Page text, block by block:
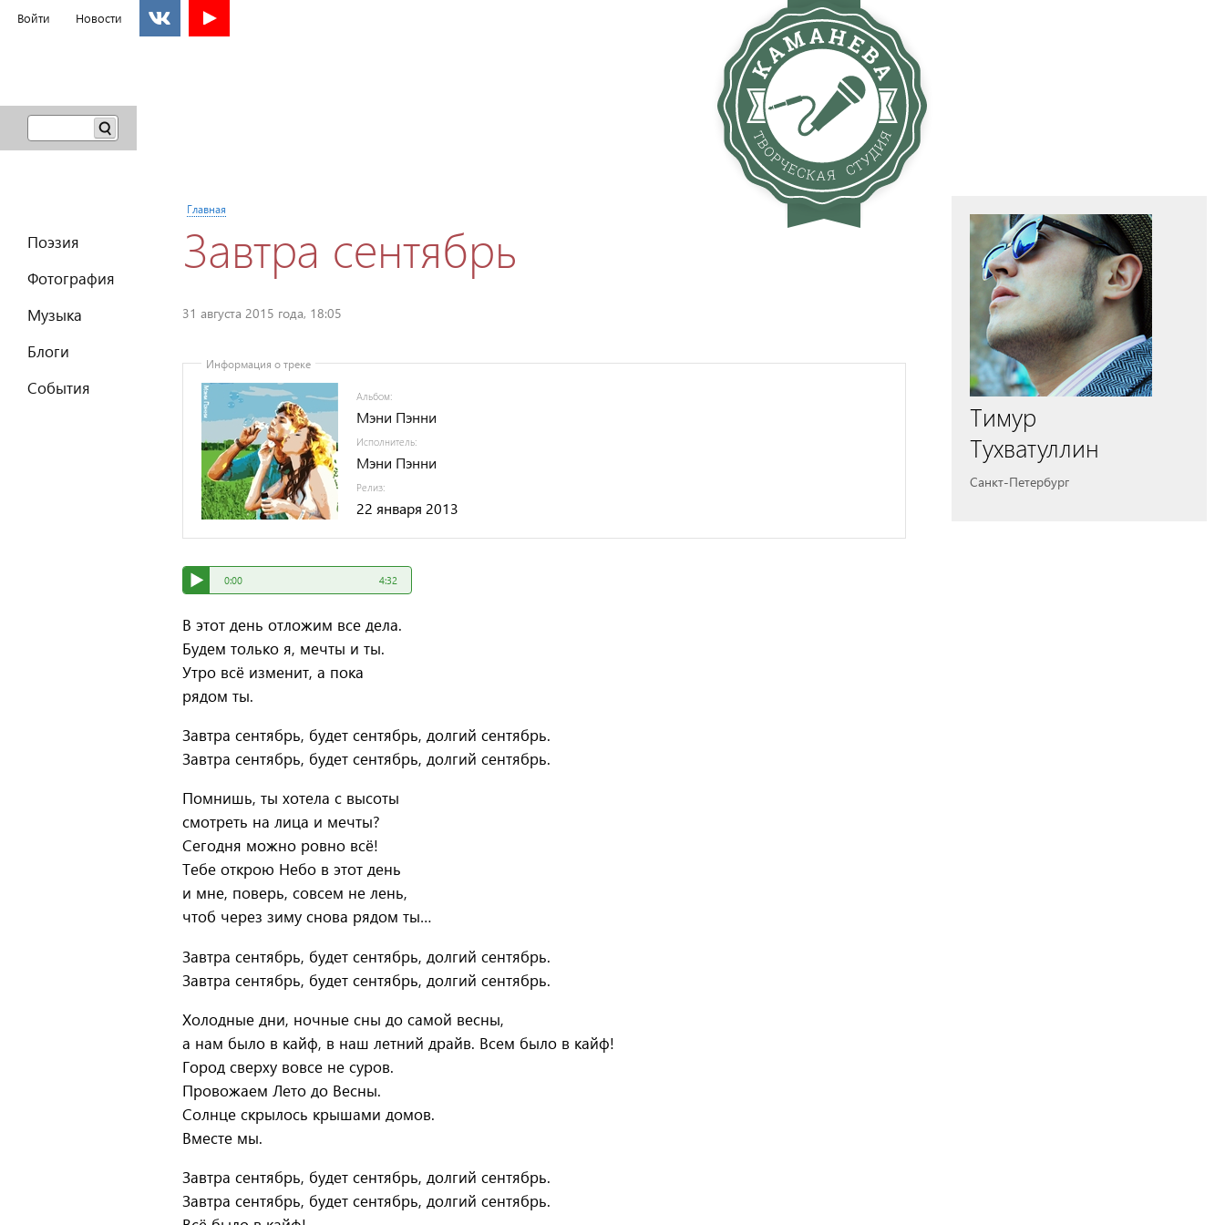
Войти Новости
Форма
Поиск
Главное меню
Поэзия
Фотография
Музыка
Блоги
События
Тимур
Тухватуллин
Санкт-Петербург
Вы здесь
Главная
Завтра сентябрь
31 августа 2015 года, 18:05
Информация о треке
Альбом:
Мэни Пэнни
Исполнитель:
Мэни Пэнни
Релиз:
22 января 2013
0:00 4:32
В этот день отложим все дела.
Будем только я, мечты и ты.
Утро всё изменит, а пока
рядом ты.
Завтра сентябрь, будет сентябрь, долгий сентябрь.
Завтра сентябрь, будет сентябрь, долгий сентябрь.
Помнишь, ты хотела с высоты
смотреть на лица и мечты?
Сегодня можно ровно всё!
Тебе открою Небо в этот день
и мне, поверь, совсем не лень,
чтоб через зиму снова рядом ты…
Завтра сентябрь, будет сентябрь, долгий сентябрь.
Завтра сентябрь, будет сентябрь, долгий сентябрь.
Холодные дни, ночные сны до самой весны,
а нам было в кайф, в наш летний драйв. Всем было в кайф!
Город сверху вовсе не суров.
Провожаем Лето до Весны.
Солнце скрылось крышами домов.
Вместе мы.
Завтра сентябрь, будет сентябрь, долгий сентябрь.
Завтра сентябрь, будет сентябрь, долгий сентябрь.